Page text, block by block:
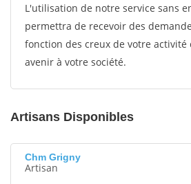
L'utilisation de notre service sans
permettra de recevoir des
fonction des creux de votre
avenir à votre société.
Artisans Disponibles
Chm Grigny
Artisan